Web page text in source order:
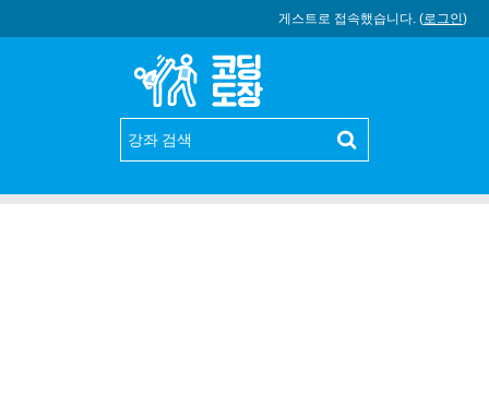
게스트로 접속했습니다. (로그인)